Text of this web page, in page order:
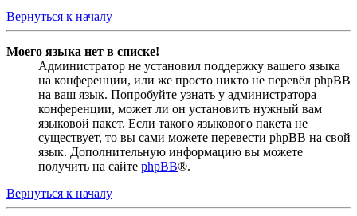
Вернуться к началу
Моего языка нет в списке!
Администратор не установил поддержку вашего языка
на конференции, или же просто никто не перевёл phpBB
на ваш язык. Попробуйте узнать у администратора
конференции, может ли он установить нужный вам
языковой пакет. Если такого языкового пакета не
существует, то вы сами можете перевести phpBB на свой
язык. Дополнительную информацию вы можете
получить на сайте phpBB®.
Вернуться к началу